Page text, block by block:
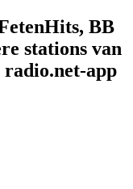
BB
stations van
radio.net-app